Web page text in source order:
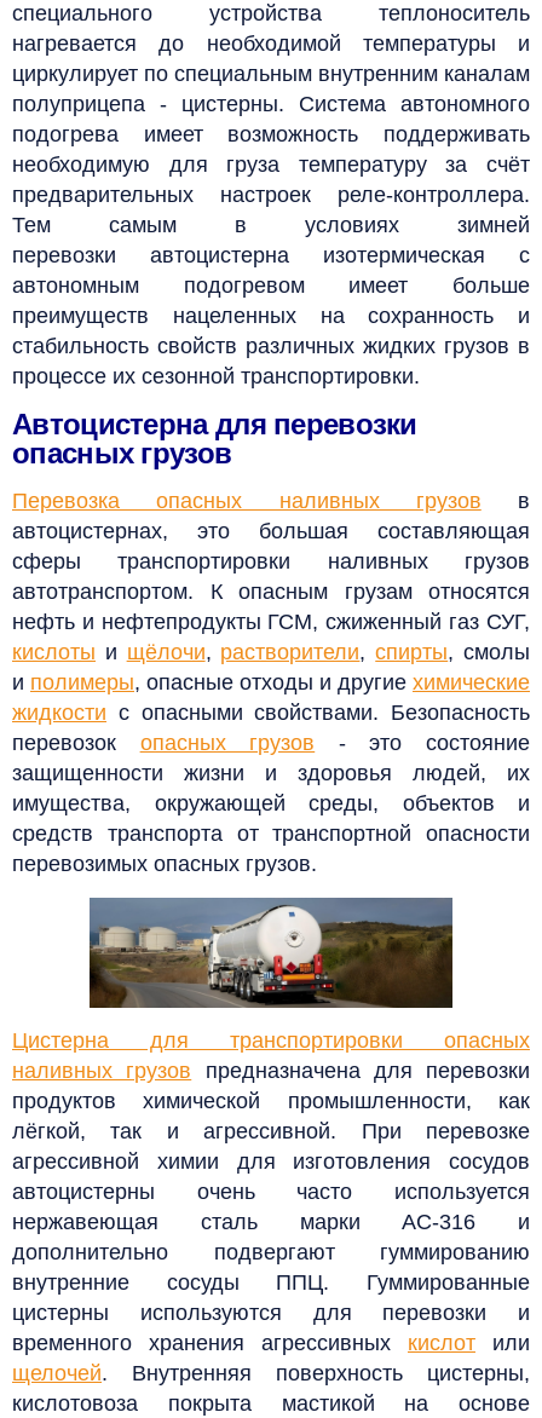
специального устройства теплоноситель
нагревается до необходимой температуры и
циркулирует по специальным внутренним каналам
полуприцепа - цистерны. Система автономного
подогрева имеет возможность поддерживать
необходимую для груза температуру за счёт
предварительных настроек реле-контроллера.
Тем самым в условиях зимней
перевозки автоцистерна изотермическая с
автономным подогревом имеет больше
преимуществ нацеленных на сохранность и
стабильность свойств различных жидких грузов в
процессе их сезонной транспортировки.
Автоцистерна для перевозки
опасных грузов
Перевозка опасных наливных грузов в
автоцистернах, это большая составляющая
сферы транспортировки наливных грузов
автотранспортом. К опасным грузам относятся
нефть и нефтепродукты ГСМ, сжиженный газ СУГ,
кислоты и щёлочи, растворители,спирты, смолы
и полимеры, опасные отходы и другие химические
жидкости с опасными свойствами. Безопасность
перевозок опасных грузов - это состояние
защищенности жизни и здоровья людей, их
имущества, окружающей среды, объектов и
средств транспорта от транспортной опасности
перевозимых опасных грузов.
Цистерна для транспортировки опасных
наливных грузов предназначена для перевозки
продуктов химической промышленности, как
лёгкой, так и агрессивной. При перевозке
агрессивной химии для изготовления сосудов
автоцистерны очень часто используется
нержавеющая сталь марки АС-316 и
дополнительно подвергают гуммированию
внутренние сосуды ППЦ. Гуммированные
цистерны используются для перевозки и
временного хранения агрессивных кислот или
щелочей. Внутренняя поверхность цистерны,
кислотовоза покрыта мастикой на основе